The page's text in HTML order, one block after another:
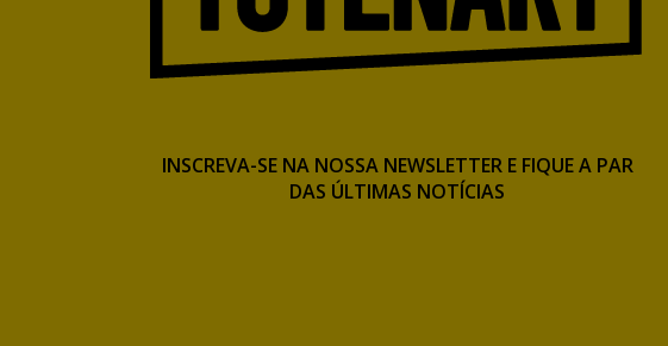
INSCREVA-SE NA NOSSA NEWSLETTER E FIQUE A PAR
DAS ÚLTIMAS NOTÍCIAS